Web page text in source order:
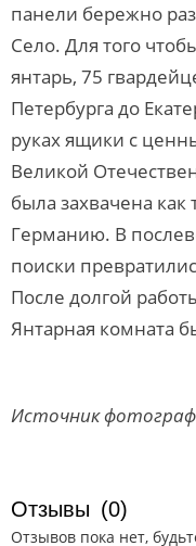
панели бережно
Село. Для того
янтарь, 75
Петербурга до
руках ящики с
Великой
была захвачена
Германию. В
поиски
После долгой
Янтарная комната
Источник
Отзывы (0)
Отзывов пока нет,